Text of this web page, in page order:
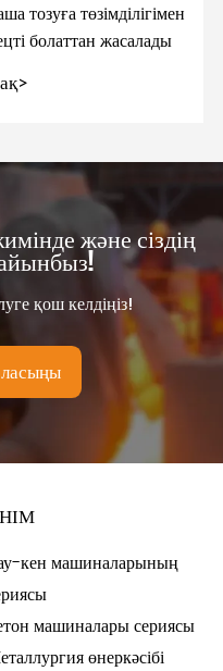
тозуға төзімділігімен
болаттан жасалады
және сіздің
қош келдіңіз!
кен машиналарының
машиналары сериясы
өнеркәсібі